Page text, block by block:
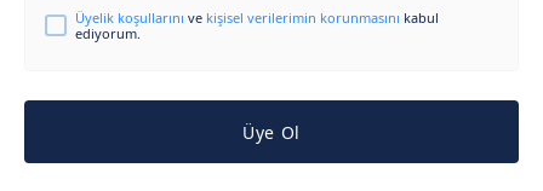
Üyelik koşullarını ve kişisel verilerimin korunmasını kabul
ediyorum.
Üye Ol